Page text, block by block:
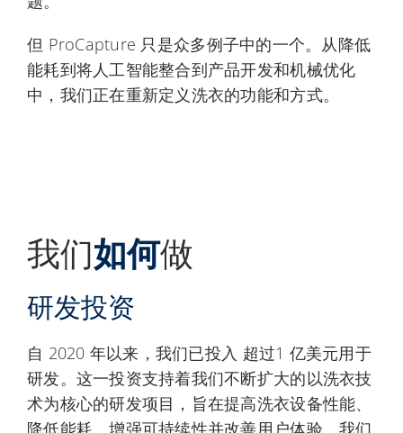
但 ProCapture 只是众多例子中的一个。从降低
能耗到将人工智能整合到产品开发和机械优化
中，我们正在重新定义洗衣的功能和方式。
我们如何做
研发投资
自 2020 年以来，我们已投入 超过1 亿美元用于
研发。这一投资支持着我们不断扩大的以洗衣技
术为核心的研发项目，旨在提高洗衣设备性能、
降低能耗、增强可持续性并改善用户体验。我们